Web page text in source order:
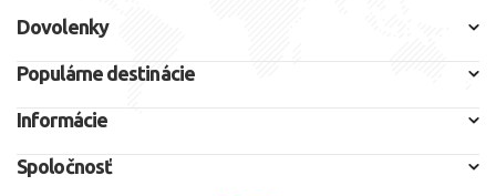
Dovolenky
Populárne destinácie
Informácie
Spoločnosť